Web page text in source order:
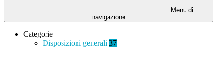
Menu di
navigazione
Categorie
Disposizioni generali 37